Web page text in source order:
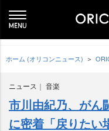
ホーム (オリコンニュース)
ニュース 音楽
市川由紀乃、がん
に密着「戻りたい